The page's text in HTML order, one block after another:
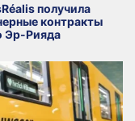
получила
контракты
Эр-Рияда